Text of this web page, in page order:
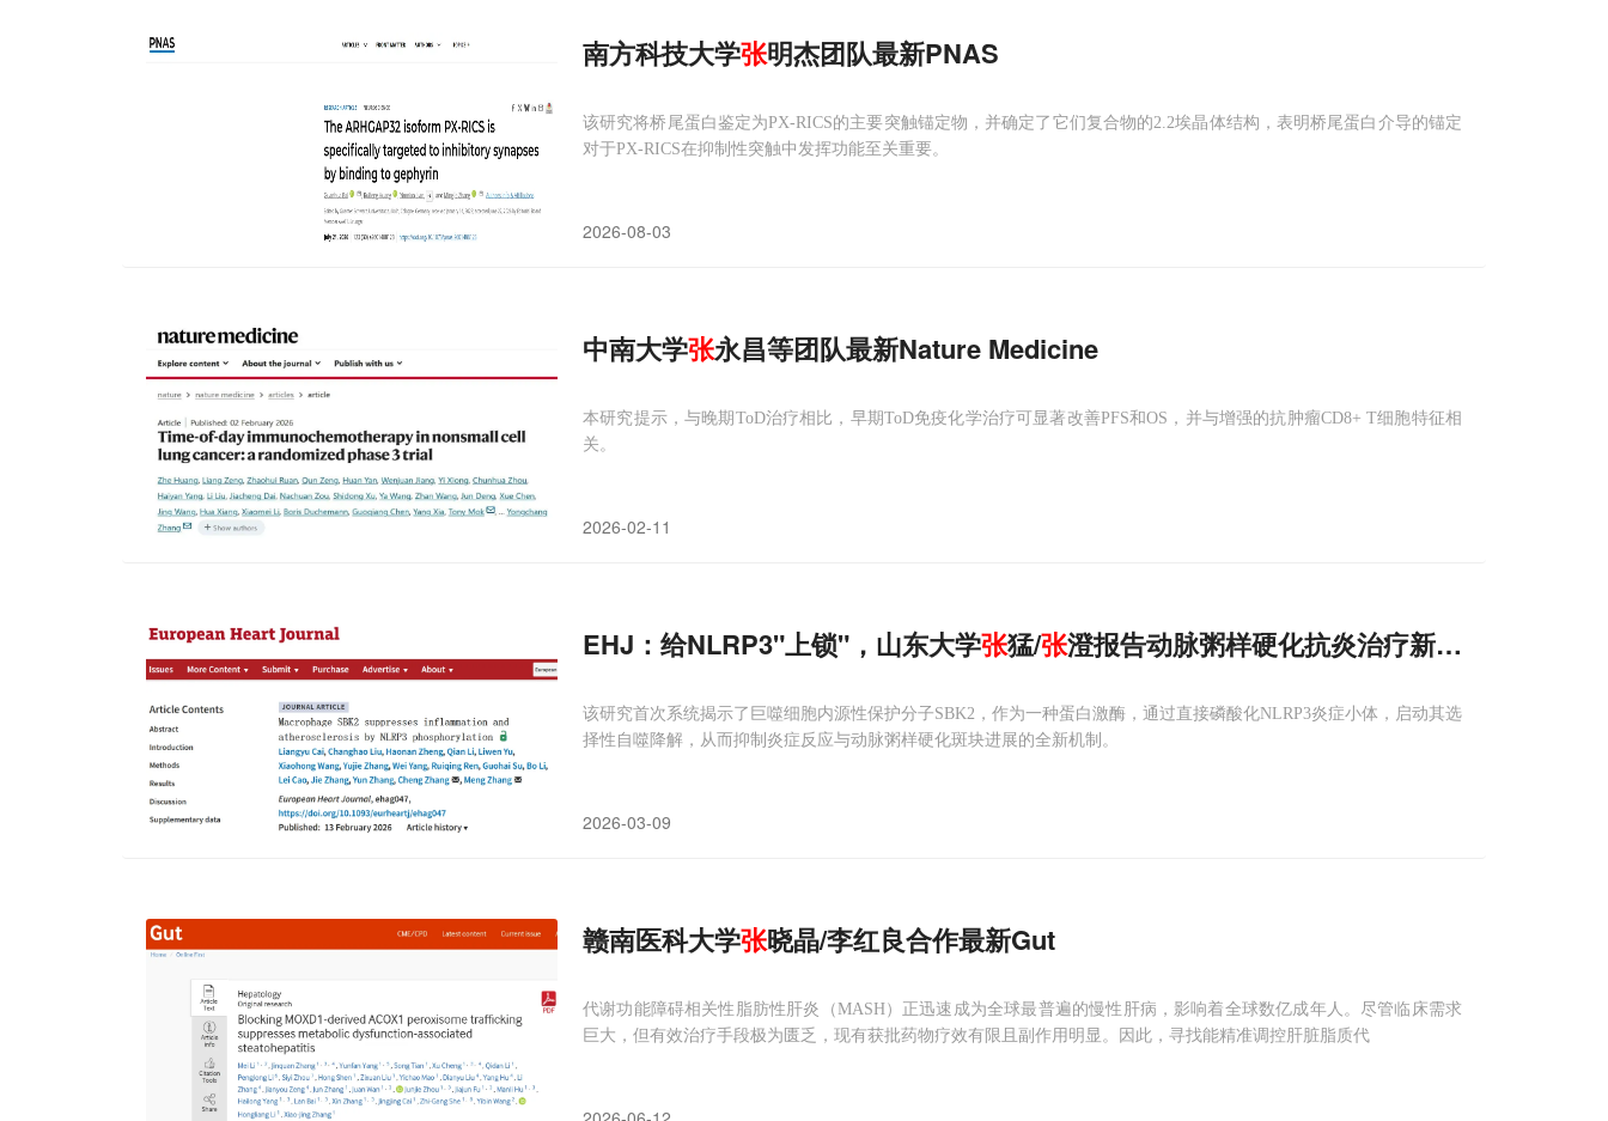
南方科技大学张明杰团队最新PNAS
该研究将桥尾蛋白鉴定为PX-RICS的主要突触锚定物，并确定了它们复合物的2.2埃晶体结构，表明桥尾蛋白介导的锚定
对于PX-RICS在抑制性突触中发挥功能至关重要。
2026-08-03
中南大学张永昌等团队最新Nature Medicine
本研究提示，与晚期ToD治疗相比，早期ToD免疫化学治疗可显著改善PFS和OS，并与增强的抗肿瘤CD8+ T细胞特征相
关。
2026-02-11
EHJ：给NLRP3"上锁"，山东大学张猛/张澄报告动脉粥样硬化抗炎治疗新靶点—SBK2
该研究首次系统揭示了巨噬细胞内源性保护分子SBK2，作为一种蛋白激酶，通过直接磷酸化NLRP3炎症小体，启动其选
择性自噬降解，从而抑制炎症反应与动脉粥样硬化斑块进展的全新机制。
2026-03-09
赣南医科大学张晓晶/李红良合作最新Gut
代谢功能障碍相关性脂肪性肝炎（MASH）正迅速成为全球最普遍的慢性肝病，影响着全球数亿成年人。尽管临床需求
巨大，但有效治疗手段极为匮乏，现有获批药物疗效有限且副作用明显。因此，寻找能精准调控肝脏脂质代